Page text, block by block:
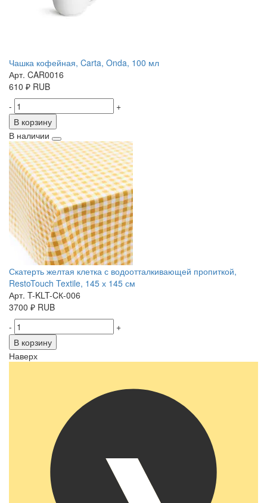
Чашка кофейная, Carta, Onda, 100 мл
Арт. CAR0016
610 ₽ RUB
-
+
В корзину
В наличии
Скатерть желтая клетка с водоотталкивающей пропиткой,
RestoTouch Textile, 145 х 145 см
Арт. T-KLT-CК-006
3700 ₽ RUB
-
+
В корзину
Наверх